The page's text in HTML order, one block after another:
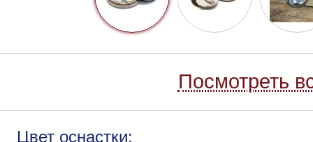
Посмотреть
Цвет оснастки: